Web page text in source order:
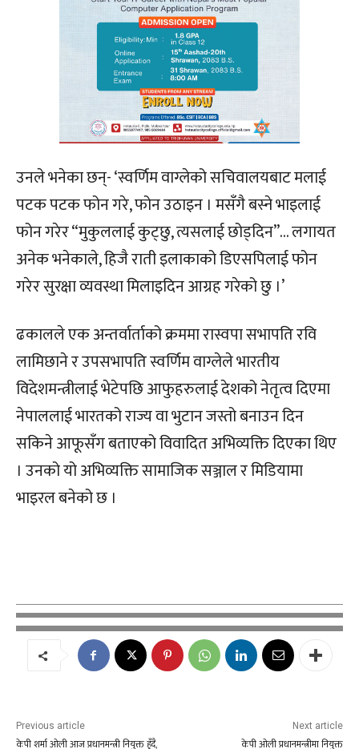
उनले भनेका छन्- ‘स्वर्णिम वाग्लेको सचिवालयबाट मलाई
पटक पटक फोन गरे, फोन उठाइन । मसँगै बस्ने भाइलाई
फोन गरेर “मुकुललाई कुट्छु, त्यसलाई छोड्दिन”… लगायत
अनेक भनेकाले, हिजै राती इलाकाको डिएसपिलाई फोन
गरेर सुरक्षा व्यवस्था मिलाइदिन आग्रह गरेको छु ।’
ढकालले एक अन्तर्वार्ताको क्रममा रास्वपा सभापति रवि
लामिछाने र उपसभापति स्वर्णिम वाग्लेले भारतीय
विदेशमन्त्रीलाई भेटेपछि आफुहरुलाई देशको नेतृत्व दिएमा
नेपाललाई भारतको राज्य वा भुटान जस्तो बनाउन दिन
सकिने आफूसँग बताएको विवादित अभिव्यक्ति दिएका थिए
। उनको यो अभिव्यक्ति सामाजिक सञ्जाल र मिडियामा
भाइरल बनेको छ ।
Previous article
केपी शर्मा ओली आज प्रधानमन्त्री नियुक्त हुँदै,
Next article
केपी ओली प्रधानमन्त्रीमा नियुक्त